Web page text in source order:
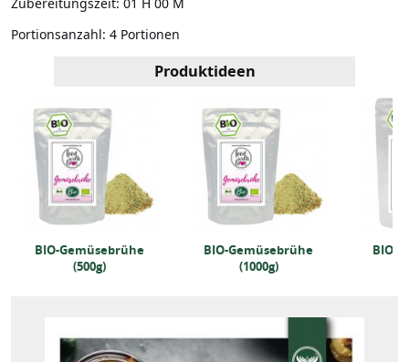
Portionsanzahl: 4 Portionen
Produktideen
BIO-Gemüsebrühe
(500g)
BIO-Gemüsebrühe
(1000g)
BIO-